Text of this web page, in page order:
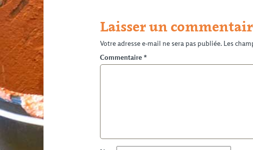
Laisser un
Votre adresse e-mail ne sera pas publiée. Les
Commentaire *